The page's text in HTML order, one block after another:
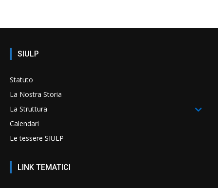
SIULP
Statuto
La Nostra Storia
La Struttura
Calendari
Le tessere SIULP
LINK TEMATICI